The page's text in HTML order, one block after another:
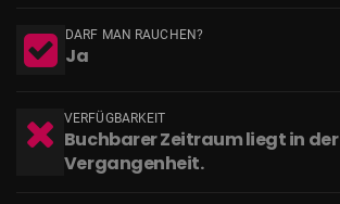
DARF MAN RAUCHEN?
Ja
VERFÜGBARKEIT
Buchbarer Zeitraum liegt in der
Vergangenheit.